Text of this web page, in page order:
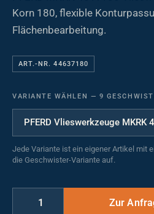
Korn 180, flexible
Flächenbearbeitung.
ART.-NR. 44637180
VARIANTE WÄHLEN — 9
Jede Variante ist ein eigener Artikel mit
die Geschwister-Variante auf.